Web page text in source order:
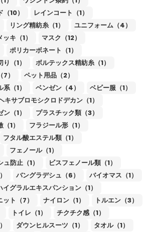
10）
レインコート（1）
リング精紡糸（1）
ユニフォーム（4）
ッキ（1）
マスク（12）
ポリカーボネート（1）
（1）
ボルテックス精紡糸（1）
）
ペット用品（2）
（1）
ベンゼン（4）
ベビー服（1）
キサブロモシクロドデカン（1）
（1）
プラスチック類（3）
1）
フラジール形（1）
フタル酸エステル類（1）
フェノール（1）
防止（1）
ビスフェノール類（1）
バングラデシュ（6）
バイオマス（1）
イグラルエキスパンション（1）
ット（7） ナイロン（1）
トルエン（3）
トイレ（1）
チクチク感（1）
ダウンヒルスーツ（1）
タオル（1）